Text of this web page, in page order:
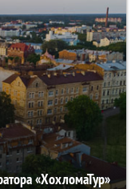
«ХохломаТур»